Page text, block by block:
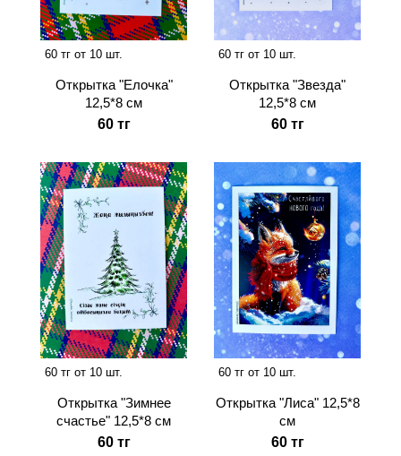
60 тг от 10 шт.
Открытка "Елочка"
12,5*8 см
60 тг
60 тг от 10 шт.
Открытка "Звезда"
12,5*8 см
60 тг
60 тг от 10 шт.
Открытка "Зимнее
счастье" 12,5*8 см
60 тг
60 тг от 10 шт.
Открытка "Лиса" 12,5*8
см
60 тг